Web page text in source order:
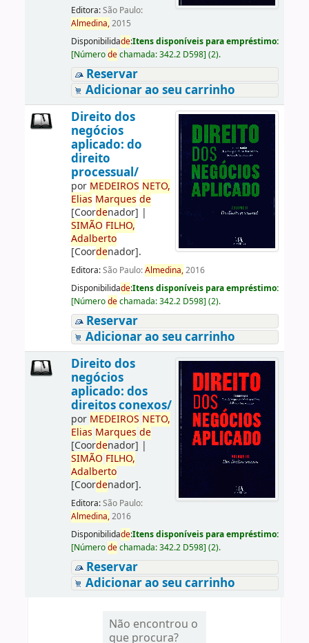
Editora:São Paulo:
Almedina,2015
Disponibilidade:Itens disponíveis para empréstimo:
[Númerodechamada:342.2 D598] (2).
Reservar
Adicionar ao seu carrinho
Direito dos
negócios
aplicado: do
direito
processual/
por MEDEIROS NETO,
Elias Marques de
[Coordenador] |
SIMÃO FILHO,
Adalberto
[Coordenador].
Editora:São Paulo:Almedina,2016
Disponibilidade:Itens disponíveis para empréstimo:
[Númerodechamada:342.2 D598] (2).
Reservar
Adicionar ao seu carrinho
Direito dos
negócios
aplicado: dos
direitos conexos/
por MEDEIROS NETO,
Elias Marques de
[Coordenador] |
SIMÃO FILHO,
Adalberto
[Coordenador].
Editora:São Paulo:
Almedina,2016
Disponibilidade:Itens disponíveis para empréstimo:
[Númerodechamada:342.2 D598] (2).
Reservar
Adicionar ao seu carrinho
Não encontrou o
que procura?